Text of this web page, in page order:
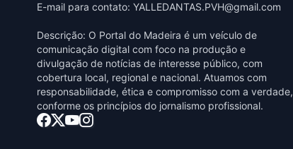
E-mail para contato: YALLEDANTAS.PVH@gmail.com
Descrição: O Portal do Madeira é um veículo de
comunicação digital com foco na produção e
divulgação de notícias de interesse público, com
cobertura local, regional e nacional. Atuamos com
responsabilidade, ética e compromisso com a verdade,
conforme os princípios do jornalismo profissional.